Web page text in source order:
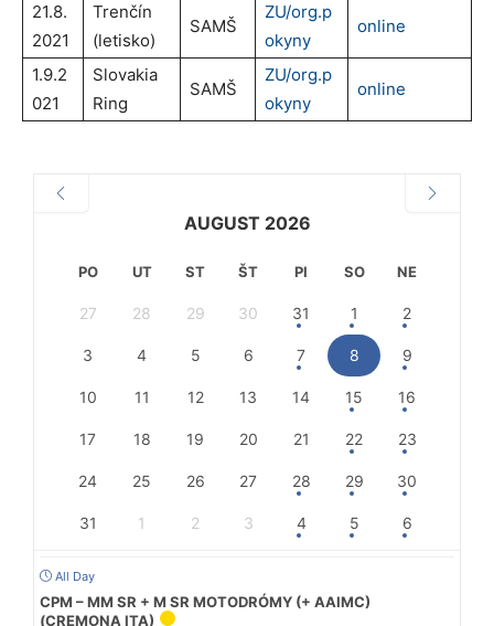
21.8.
2021
Trenčín
(letisko)
SAMŠ
ZU/org.p
okyny
online
1.9.2
021
Slovakia
Ring
SAMŠ
ZU/org.p
okyny
online
AUGUST 2026
PO UT ST ŠT PI SO NE
27 28 29 30 31 1 2
3 4 5 6 7 8 9
10 11 12 13 14 15 16
17 18 19 20 21 22 23
24 25 26 27 28 29 30
31 1 2 3 4 5 6
All Day
CPM – MM SR + M SR MOTODRÓMY (+ AAIMC)
(CREMONA ITA)